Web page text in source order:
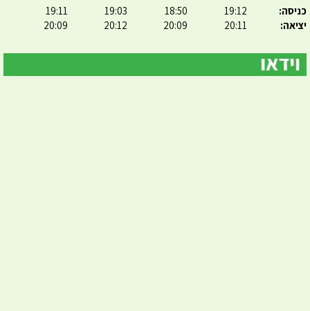
כניסה:
יציאה:
19:12
20:11
18:50
20:09
19:03
20:12
19:11
20:09